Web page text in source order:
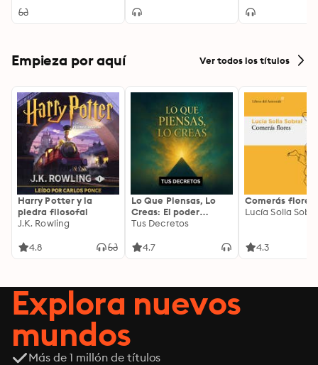
Empieza por aquí Ver todos los títulos
Harry Potter y la
piedra filosofal
J.K. Rowling
4.8
Lo Que Piensas, Lo
Creas: El poder
invisible de tus
tu energía para
Tus Decretos
4.7
Comerás flores
Lucía Solla
4.3
Explora nuevos
mundos
Más de 1 millón de títulos